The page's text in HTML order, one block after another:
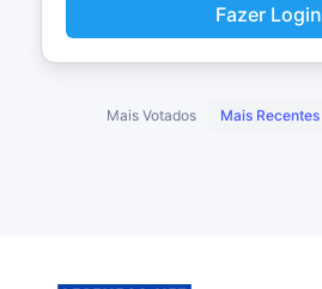
Fazer Login
Mais Votados Mais Recentes